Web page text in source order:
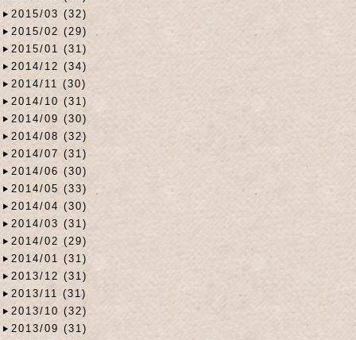
2015/03 (32)
2015/02 (29)
2015/01 (31)
2014/12 (34)
2014/11 (30)
2014/10 (31)
2014/09 (30)
2014/08 (32)
2014/07 (31)
2014/06 (30)
2014/05 (33)
2014/04 (30)
2014/03 (31)
2014/02 (29)
2014/01 (31)
2013/12 (31)
2013/11 (31)
2013/10 (32)
2013/09 (31)